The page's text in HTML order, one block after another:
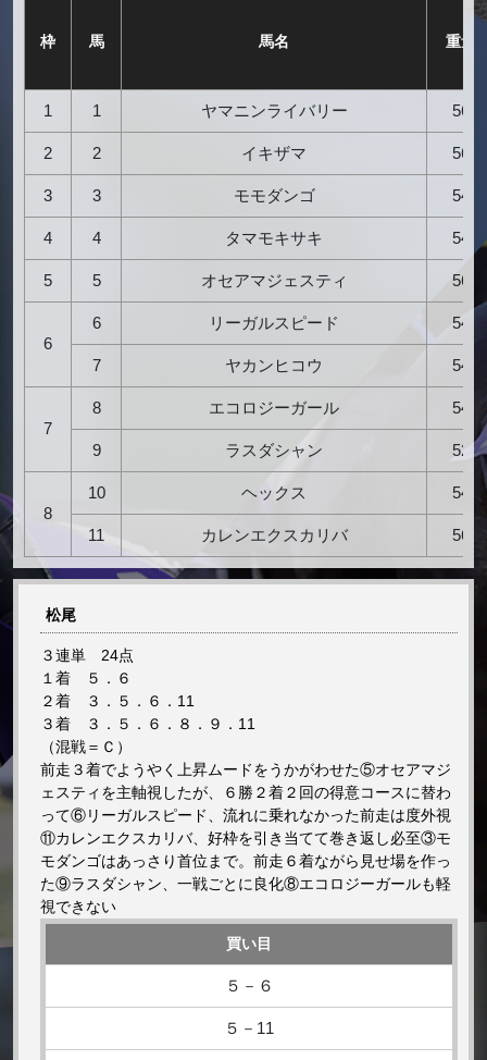
枠 馬 馬名 重量
1 1 ヤマニンライバリー 56
2 2 イキザマ 56
3 3 モモダンゴ 54
4 4 タマモキサキ 54
5 5 オセアマジェスティ 56
6
6 リーガルスピード 54
7 ヤカンヒコウ 54
7
8 エコロジーガール 54
9 ラスダシャン 52
8
10 ヘックス 54
11 カレンエクスカリバ 56
松尾
３連単 24点
１着 ５．６
２着 ３．５．６．11
３着 ３．５．６．８．９．11
（混戦＝Ｃ）
前走３着でようやく上昇ムードをうかがわせた⑤オセアマジ
ェスティを主軸視したが、６勝２着２回の得意コースに替わ
って⑥リーガルスピード、流れに乗れなかった前走は度外視
⑪カレンエクスカリバ、好枠を引き当てて巻き返し必至③モ
モダンゴはあっさり首位まで。前走６着ながら見せ場を作っ
た⑨ラスダシャン、一戦ごとに良化⑧エコロジーガールも軽
視できない
買い目
５－６
５－11